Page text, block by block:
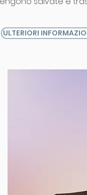
ULTERIORI